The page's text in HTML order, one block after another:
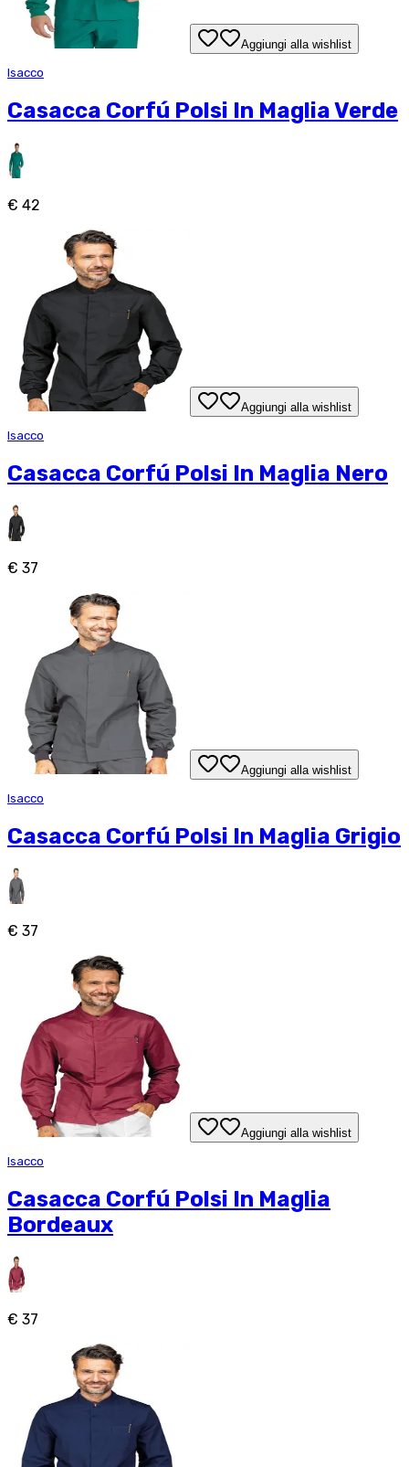
Aggiungi alla wishlist
Isacco
Casacca Corfú Polsi In Maglia Verde
€ 42
Aggiungi alla wishlist
Isacco
Casacca Corfú Polsi In Maglia Nero
€ 37
Aggiungi alla wishlist
Isacco
Casacca Corfú Polsi In Maglia Grigio
€ 37
Aggiungi alla wishlist
Isacco
Casacca Corfú Polsi In Maglia
Bordeaux
€ 37